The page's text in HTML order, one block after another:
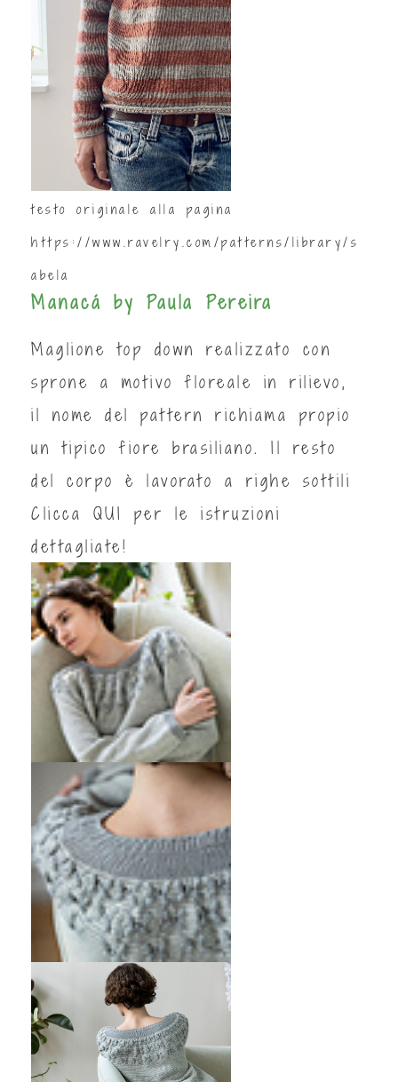
testo originale alla pagina
https://www.ravelry.com/patterns/library/s
abela
Manacá by Paula Pereira
Maglione top down realizzato con
sprone a motivo floreale in rilievo,
il nome del pattern richiama propio
un tipico fiore brasiliano. Il resto
del corpo è lavorato a righe sottili
Clicca QUI
per le istruzioni
dettagliate!